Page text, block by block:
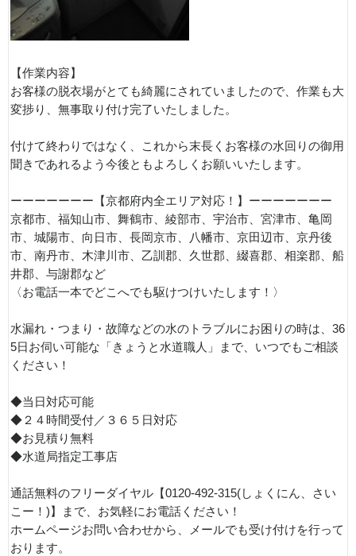
【作業内容】
お客様の脱衣場がとても綺麗にされていましたので、作業も大
変捗り、無事取り付け完了いたしました。
付けて終わりではなく、これから末長くお客様の水回りの御用
聞きであれるよう今後ともよろしくお願いいたします。
ーーーーーーー【京都府内全エリア対応！】ーーーーーーー
京都市、福知山市、舞鶴市、綾部市、宇治市、宮津市、亀岡
市、城陽市、向日市、長岡京市、八幡市、京田辺市、京丹後
市、南丹市、木津川市、乙訓郡、久世郡、綴喜郡、相楽郡、船
井郡、与謝郡など
〈お電話一本でどこへでも駆けつけいたします！〉
水漏れ・つまり・故障などの水のトラブルにお困りの時は、36
5日お伺い可能な「きょうと水道職人」まで、いつでもご相談
ください！
◆当日対応可能
◆２４時間受付／３６５日対応
◆お見積り無料
◆水道局指定工事店
通話無料のフリーダイヤル【0120-492-315(しょくにん、さい
こー！)】まで、お気軽にお電話ください！
ホームページお問い合わせから、メールでも受け付けを行って
おります。